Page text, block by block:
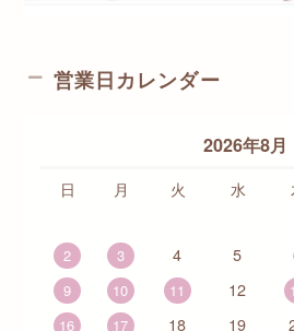
営業日カレンダー
2026年8月
日 月 火 水
2 3 4 5
9
10 11 12
16
17 18 19